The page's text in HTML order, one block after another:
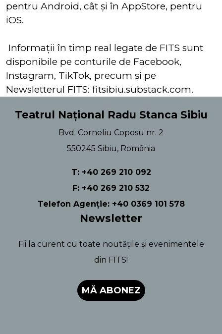
pentru Android, cât și în AppStore, pentru
iOS.
Informații în timp real legate de FITS sunt
disponibile pe conturile de Facebook,
Instagram, TikTok, precum și pe
Newsletterul FITS: fitsibiu.substack.com.
Teatrul Național Radu Stanca Sibiu
Bvd. Corneliu Coposu nr. 2
550245 Sibiu, România
T: +40 269 210 092
F: +40 269 210 532
Telefon Agenție: +40 0369 101 578
Newsletter
Fii la curent cu toate noutățile și evenimentele
din FITS!
MĂ ABONEZ